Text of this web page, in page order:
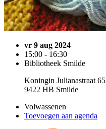
vr 9 aug 2024
15:00 - 16:30
Bibliotheek Smilde
Koningin Julianastraat 65
9422 HB Smilde
Volwassenen
Toevoegen aan agenda